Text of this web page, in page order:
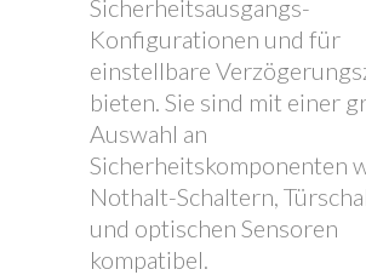
Sicherheitsausgangs-
Konfigurationen und für
einstellbare
bieten. Sie sind mit einer
Auswahl an
Sicherheitskomponenten
Nothalt-Schaltern,
und optischen Sensoren
kompatibel.